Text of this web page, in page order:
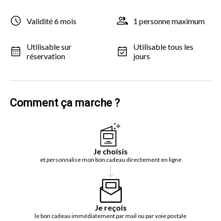
Validité 6 mois 1 personne maximum
Utilisable sur
réservation
Utilisable tous les
jours
Comment ça marche ?
Je choisis
et personnalise mon bon cadeau directement en ligne
Je reçois
le bon cadeau immédiatement par mail ou par voie postale